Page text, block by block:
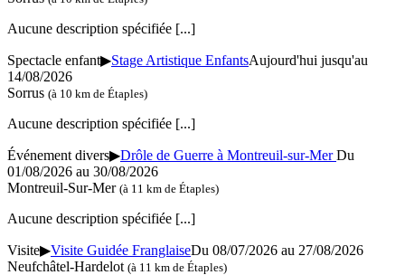
Aucune description spécifiée [...]
Spectacle enfant▶Stage Artistique EnfantsAujourd'hui jusqu'au
14/08/2026
Sorrus (à 10 km de Étaples)
Aucune description spécifiée [...]
Événement divers▶Drôle de Guerre à Montreuil-sur-MerDu
01/08/2026 au 30/08/2026
Montreuil-Sur-Mer (à 11 km de Étaples)
Aucune description spécifiée [...]
Visite▶Visite Guidée FranglaiseDu 08/07/2026 au 27/08/2026
Neufchâtel-Hardelot (à 11 km de Étaples)